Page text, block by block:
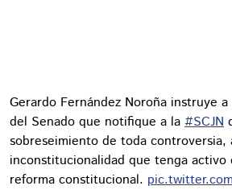
Gerardo Fernández Noroña instruye
del Senado que notifique a la #SCJN
sobreseimiento de toda controversia,
inconstitucionalidad que tenga
reforma constitucional.